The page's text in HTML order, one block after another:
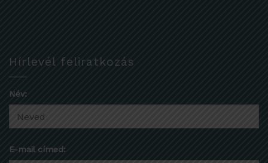
Hírlevél feliratkozás
Név:
E-mail címed: